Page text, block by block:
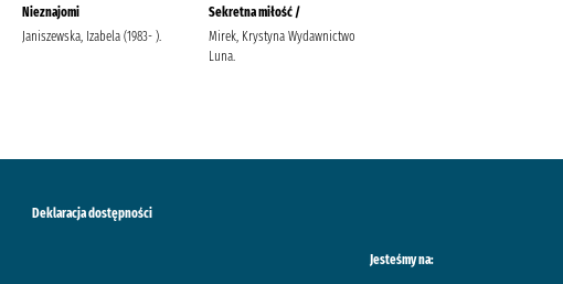
Nieznajomi
Janiszewska, Izabela (1983- ).
Sekretna miłość /
Mirek, Krystyna Wydawnictwo
Luna.
Deklaracja dostępności
Jesteśmy na: